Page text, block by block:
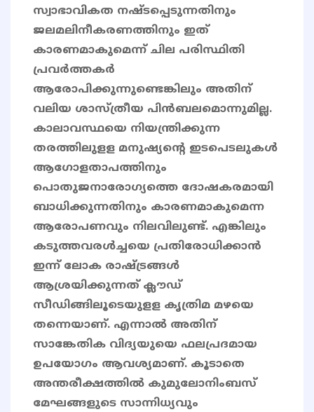
സ്വാഭാവികത നഷ്ടപ്പെടുന്നതിനും
ജലമലിനീകരണത്തിനും ഇത്
കാരണമാകുമെന്ന് ചില പരിസ്ഥിതി
പ്രവർത്തകർ
ആരോപിക്കുന്നുണ്ടെങ്കിലും അതിന്
വലിയ ശാസ്ത്രീയ പിൻബലമൊന്നുമില്ല.
കാലാവസ്ഥയെ നിയന്ത്രിക്കുന്ന
തരത്തിലുളള മനുഷ്യന്റെ ഇടപെടലുകൾ
ആഗോളതാപത്തിനും
പൊതുജനാരോഗ്യത്തെ ദോഷകരമായി
ബാധിക്കുന്നതിനും കാരണമാകുമെന്ന
ആരോപണവും നിലവിലുണ്ട്. എങ്കിലും
കടുത്തവരൾച്ചയെ പ്രതിരോധിക്കാൻ
ഇന്ന് ലോക രാഷ്ട്രങ്ങൾ
ആശ്രയിക്കുന്നത് ക്ലൗഡ്
സീഡിങ്ങിലൂടെയുളള കൃത്രിമ മഴയെ
തന്നെയാണ്. എന്നാൽ അതിന്
സാങ്കേതിക വിദ്യയുയെ ഫലപ്രദമായ
ഉപയോഗം ആവശ്യമാണ്. കൂടാതെ
അന്തരീക്ഷത്തിൽ കുമുലോനിംബസ്
മേഘങ്ങളുടെ സാന്നിധ്യവും